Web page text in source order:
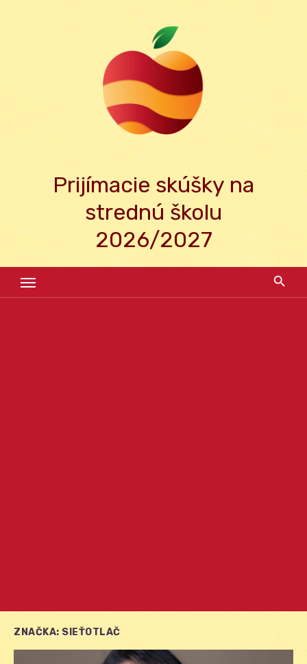
Prijímacie skúšky na
strednú školu
2026/2027
ZNAČKA: SIEŤOTLAČ